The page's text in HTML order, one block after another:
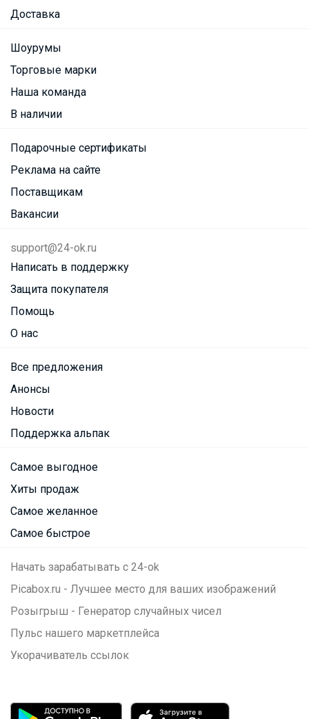
Доставка
Шоурумы
Торговые марки
Наша команда
В наличии
Подарочные сертификаты
Реклама на сайте
Поставщикам
Вакансии
support@24-ok.ru
Написать в поддержку
Защита покупателя
Помощь
О нас
Все предложения
Анонсы
Новости
Поддержка альпак
Самое выгодное
Хиты продаж
Самое желанное
Самое быстрое
Начать зарабатывать с 24-ok
Picabox.ru - Лучшее место для ваших изображений
Розыгрыш - Генератор случайных чисел
Пульс нашего маркетплейса
Укорачиватель ссылок